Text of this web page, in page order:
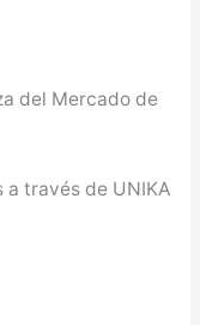
del Mercado de
través de UNIKA